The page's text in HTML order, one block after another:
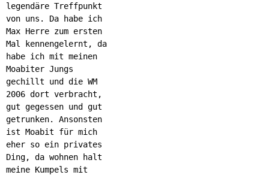
legendäre Treffpunkt
von uns. Da habe ich
Max Herre zum ersten
Mal kennengelernt, da
habe ich mit meinen
Moabiter Jungs
gechillt und die WM
2006 dort verbracht,
gut gegessen und gut
getrunken. Ansonsten
ist Moabit für mich
eher so ein privates
Ding, da wohnen halt
meine Kumpels mit